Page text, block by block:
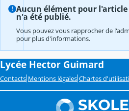
Aucun élément pour l'article
n'a été publié.
Vous pouvez vous rapprocher de
pour plus d'informations.
Lycée Hector Guimard
Contacts Mentions légales Chartes